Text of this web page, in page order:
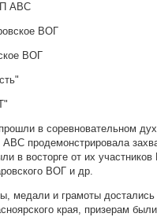
АВС
ВОГ
ВОГ
в соревновательном
продемонстрировала
в восторге от их
ВОГ и др.
медали и грамоты
края, призерам